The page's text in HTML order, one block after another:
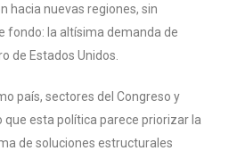
hacia nuevas regiones, sin
fondo: la altísima demanda de
de Estados Unidos.
país, sectores del Congreso y
que esta política parece priorizar la
de soluciones estructurales